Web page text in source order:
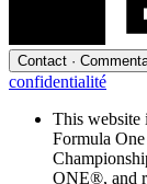
Contact ·
confidentialité
This
Formula
ONE®, and